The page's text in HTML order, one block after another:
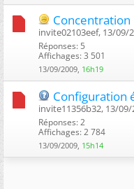
Concentration
invite02103eef, 13/09/
Réponses: 5
Affichages: 3 501
13/09/2009, 16h19
Configuration
invite11356b32, 13/09/
Réponses: 2
Affichages: 2 784
13/09/2009, 15h14